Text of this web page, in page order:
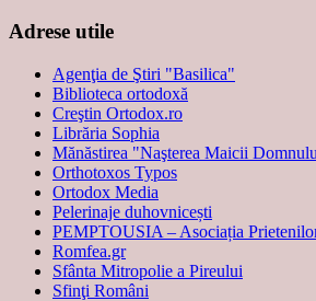
Adrese utile
Agenţia de Ştiri "Basilica"
Biblioteca ortodoxă
Creştin Ortodox.ro
Librăria Sophia
Mănăstirea "Naşterea Maicii
Orthotoxos Typos
Ortodox Media
Pelerinaje duhovnicești
PEMPTOUSIA – Asociația
Romfea.gr
Sfânta Mitropolie a Pireului
Sfinţi Români